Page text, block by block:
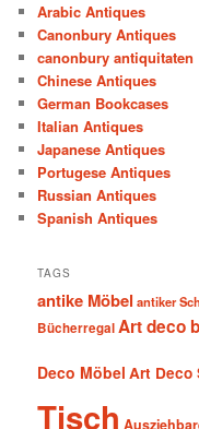
Arabic Antiques
Canonbury Antiques
canonbury antiquitaten
Chinese Antiques
German Bookcases
Italian Antiques
Japanese Antiques
Portugese Antiques
Russian Antiques
Spanish Antiques
TAGS
antike Möbel antiker
BücherregalArt deco
Deco Möbel Art Deco
Tisch